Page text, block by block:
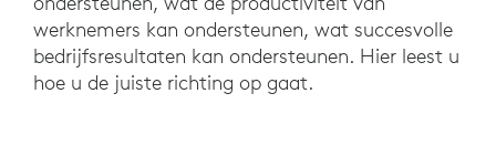
werknemers kan ondersteunen, wat succesvolle
bedrijfsresultaten kan ondersteunen. Hier leest u
hoe u de juiste richting op gaat.